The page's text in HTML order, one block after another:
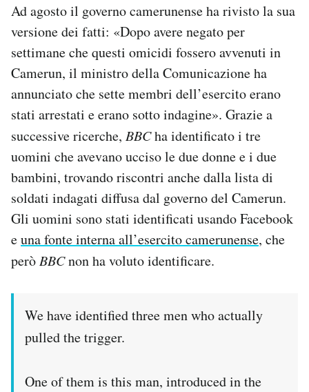
Ad agosto il governo camerunense ha rivisto la sua
versione dei fatti: «Dopo avere negato per
settimane che questi omicidi fossero avvenuti in
Camerun, il ministro della Comunicazione ha
annunciato che sette membri dell’esercito erano
stati arrestati e erano sotto indagine». Grazie a
successive ricerche, BBCha identificato i tre
uomini che avevano ucciso le due donne e i due
bambini, trovando riscontri anche dalla lista di
soldati indagati diffusa dal governo del Camerun.
Gli uomini sono stati identificati usando Facebook
euna fonte interna all’esercito camerunense, che
peròBBCnon ha voluto identificare.
We have identified three men who actually
pulled the trigger.
One of them is this man, introduced in the